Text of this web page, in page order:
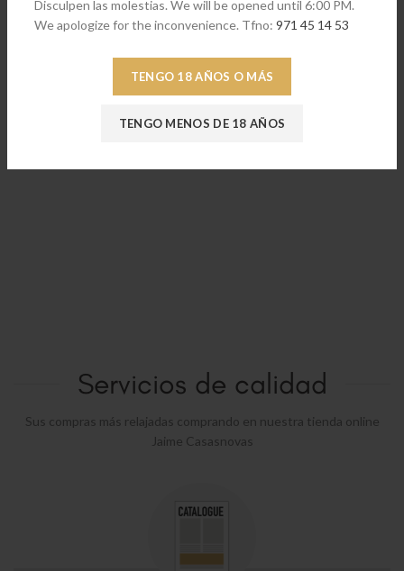
Disculpen las molestias. We will be opened until 6:00 PM.
We apologize for the inconvenience. Tfno: 971 45 14 53
TENGO 18 AÑOS O MÁS
TENGO MENOS DE 18 AÑOS
Amazonia taza de t? con plato
Servicios de calidad
Sus compras más relajadas comprando en nuestra tienda online
Jaime Casasnovas